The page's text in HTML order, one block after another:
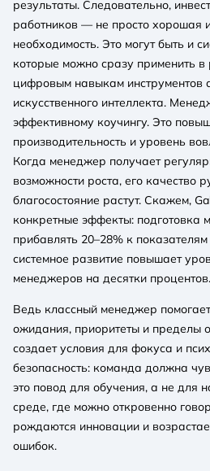
результаты. Следовательно,
работников — не просто хорошая
необходимость. Это могут быть и
которые можно сразу применить в
цифровым навыкам инструментов
искусственного интеллекта.
эффективному коучингу. Это
производительность и уровень
Когда менеджер получает
возможности роста, его качество
благосостояние растут. Скажем,
конкретные эффекты: подготовка
прибавлять 20–28% к
системное развитие повышает
менеджеров на десятки процентов.
Ведь классный менеджер
ожидания, приоритеты и пределы
создает условия для фокуса и
безопасность: команда должна
это повод для обучения, а не для
среде, где можно откровенно
рождаются инновации и
ошибок.